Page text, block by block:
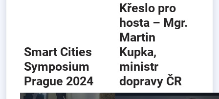
Smart Cities
Symposium
Prague 2024
Křeslo pro
hosta – Mgr.
Martin
Kupka,
ministr
dopravy ČR